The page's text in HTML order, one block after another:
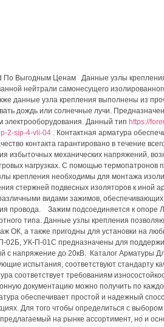
Выгодным Ценам Данные узлы крепления
нейтрали самонесущего
данные узла крепления выполнены из
дождь или солнечные лучи.
электрооборудования. Данный тип https://
2-sip-4-vli-04 . Контактная арматура
контакта гарантировано в течение
избыточных механических напряжений,
нагрузках. С помощью термопатронов
крепления необходимы для монтажа
стержней подвесных изоляторов к иной
видами зажимов, обеспечивающих
провода. Зажим подсоединяется к
типа. Данные узлы крепления
ОК, а также пригодны для установки на
02Б, УК-П-01С предназначены для
с напряжение до 20кВ. Каталог Арматуры
испытания, соответствуют стандарту
соответствует требованиям
документацию можно получить по
обеспечивает простой и надежный
Для того чтобы определиться с
на рынке ассортимент, но и